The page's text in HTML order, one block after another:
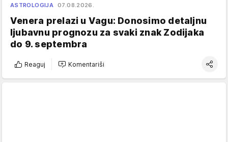
ASTROLOGIJA 07.08.2026.
Venera prelazi u Vagu: Donosimo detaljnu
ljubavnu prognozu za svaki znak Zodijaka
do 9. septembra
Reaguj Komentariši